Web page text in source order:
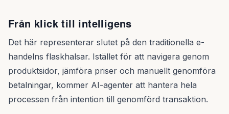
Från klick till intelligens
Det här representerar slutet på den traditionella e-
handelns flaskhalsar. Istället för att navigera genom
produktsidor, jämföra priser och manuellt genomföra
betalningar, kommer AI-agenter att hantera hela
processen från intention till genomförd transaktion.